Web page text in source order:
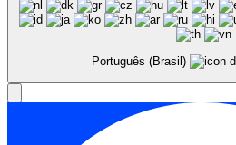
Português (Brasil)